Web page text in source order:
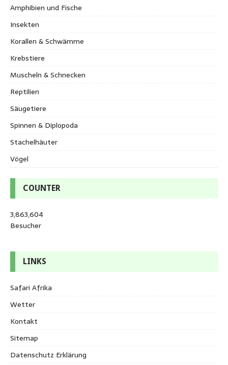
Amphibien und Fische
Insekten
Korallen & Schwämme
Krebstiere
Muscheln & Schnecken
Reptilien
Säugetiere
Spinnen & Diplopoda
Stachelhäuter
Vögel
COUNTER
3,863,604
Besucher
LINKS
Safari Afrika
Wetter
Kontakt
Sitemap
Datenschutz Erklärung